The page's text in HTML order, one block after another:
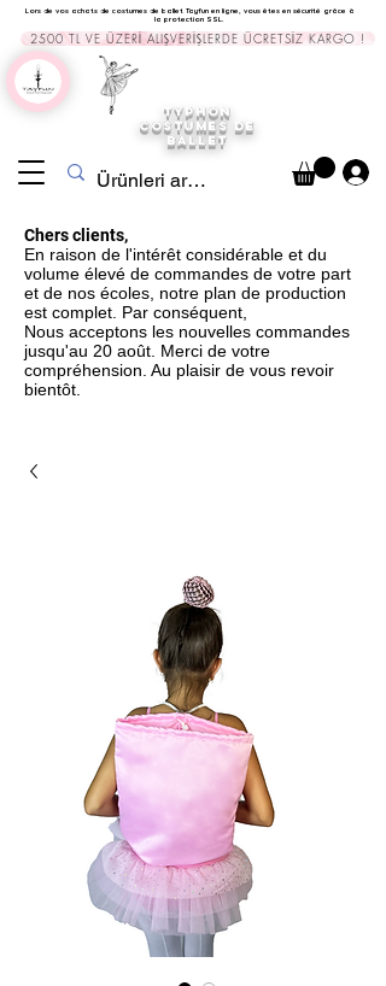
Lors de vos achats de costumes de ballet Tayfun en ligne, vous êtes en sécurité grâce à
la protection SSL.
2500 TL VE ÜZERİ ALIŞVERİŞLERDE ÜCRETSİZ KARGO !
TYPHON
COSTUMES DE
BALLET
Chers clients,
En raison de l'intérêt considérable et du
volume élevé de commandes de votre part
et de nos écoles, notre plan de production
est complet. Par conséquent,
Nous acceptons les nouvelles commandes
jusqu'au 20 août. Merci de votre
compréhension. Au plaisir de vous revoir
bientôt.